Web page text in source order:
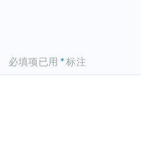
必填项已用 *标注